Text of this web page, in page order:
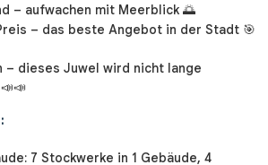
– aufwachen mit Meerblick 🌅
– das beste Angebot in der Stadt 🎯
– dieses Juwel wird nicht lange
7 Stockwerke in 1 Gebäude, 4